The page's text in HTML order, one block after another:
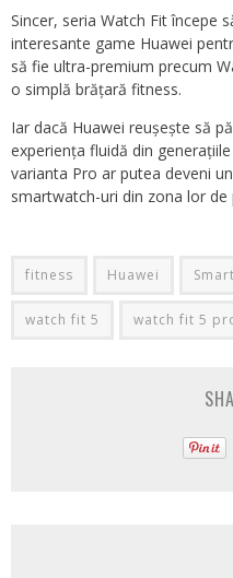
Sincer, seria Watch Fit începe
interesante game Huawei
să fie ultra-premium precum
o simplă brățară fitness.
Iar dacă Huawei reușește să
experiența fluidă din
varianta Pro ar putea deveni
smartwatch-uri din zona lor de
fitness Huawei
watch fit 5 watch fit 5